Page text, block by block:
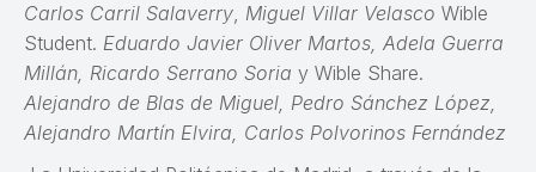
Carlos Carril Salaverry, Miguel Villar Velasco Wible
Student. Eduardo Javier Oliver Martos, Adela Guerra
Millán, Ricardo Serrano Soria y Wible Share.
Alejandro de Blas de Miguel, Pedro Sánchez López,
Alejandro Martín Elvira, Carlos Polvorinos Fernández